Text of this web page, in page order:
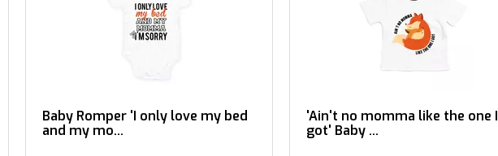
Baby Romper 'I only love my bed
and my mo...
'Ain't no momma like the one I
got' Baby ...